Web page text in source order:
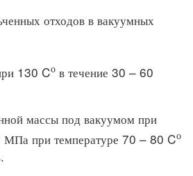
отходов в вакуумных
130 Cо в течение 30 – 60
массы под вакуумом при
при температуре 70 – 80 Cо